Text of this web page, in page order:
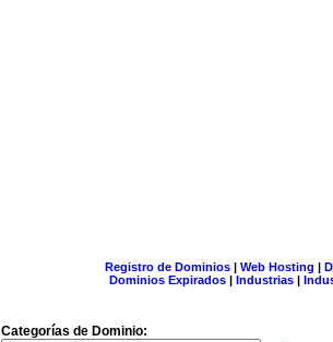
Registro de Dominios| Web Hosting |
Dominios Expirados | Industrias |
Categorías de Dominio: